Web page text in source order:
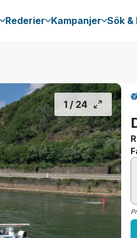
Rederier Kampanjer Sök &
1 / 24